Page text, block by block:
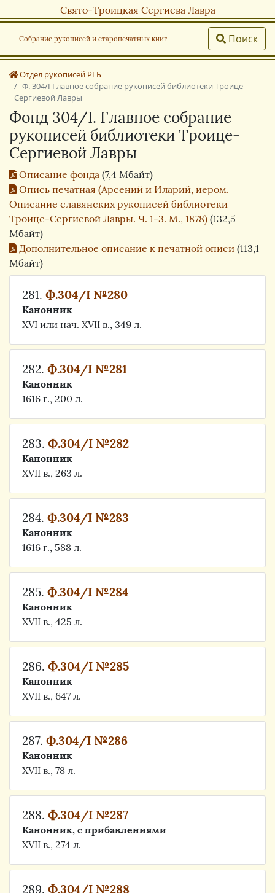
Свято-Троицкая Сергиева Лавра
Собрание рукописей и старопечатных книг Поиск
Отдел рукописей РГБ
Ф. 304/I Главное собрание рукописей библиотеки Троице-
Сергиевой Лавры
Фонд 304/I. Главное собрание
рукописей библиотеки Троице-
Сергиевой Лавры
Описание фонда (7,4 Мбайт)
Опись печатная (Арсений и Иларий, иером.
Описание славянских рукописей библиотеки
Троице-Сергиевой Лавры. Ч. 1-3. М., 1878) (132,5
Мбайт)
Дополнительное описание к печатной описи (113,1
Мбайт)
281. Ф.304/I №280
Канонник
XVI или нач. XVII в., 349 л.
282. Ф.304/I №281
Канонник
1616 г., 200 л.
283. Ф.304/I №282
Канонник
XVII в., 263 л.
284. Ф.304/I №283
Канонник
1616 г., 588 л.
285. Ф.304/I №284
Канонник
XVII в., 425 л.
286. Ф.304/I №285
Канонник
XVII в., 647 л.
287. Ф.304/I №286
Канонник
XVII в., 78 л.
288. Ф.304/I №287
Канонник, с прибавлениями
XVII в., 274 л.
289. Ф.304/I №288